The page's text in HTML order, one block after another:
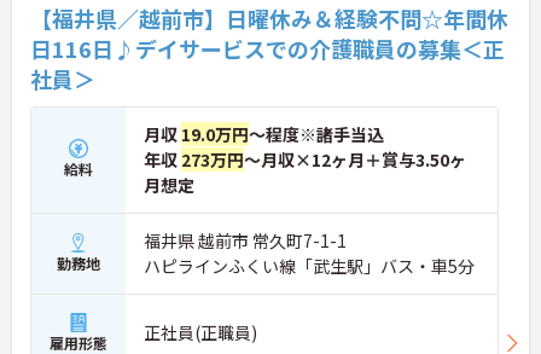
【福井県／越前市】日曜休み＆経験不問☆年間休
日116日♪デイサービスでの介護職員の募集＜正
社員＞
給料
月収 19.0万円～程度※諸手当込
年収 273万円～月収×12ヶ月＋賞与3.50ヶ
月想定
勤務地
福井県 越前市 常久町7-1-1
ハピラインふくい線「武生駅」バス・車5分
雇用形態 正社員(正職員)